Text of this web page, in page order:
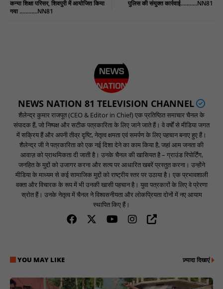
पुलिस की संयुक्त कार्रवाई...........NN81
कन्या शिक्षा परिसर, शिवपुरी में आयोजित किया
गया ............NN81
NEWS NATION 81 TELEVISION CHANNEL
शैलेन्द्र कुमार राजपूत (CEO & Editor in Chief) एक प्रतिष्ठित समाचार चैनल के
संपादक हैं, जो निष्पक्ष और सटीक पत्रकारिता के लिए जाने जाते हैं। वे वर्षों से मीडिया जगत
में सक्रिय हैं और अपनी तीव्र दृष्टि, नेतृत्व क्षमता एवं समर्पण के लिए पहचान बनाए हुए हैं।
शैलेन्द्र जी ने पत्रकारिता को एक नई दिशा देने का काम किया है, जहां आम जनता की
आवाज़ को प्राथमिकता दी जाती है। उनके चैनल की खासियत है – ग्राउंड रिपोर्टिंग,
जनहित के मुद्दों को उजागर करना और सत्य पर आधारित खबरें प्रस्तुत करना। उन्होंने
मीडिया के माध्यम से कई सामाजिक मुद्दों को राष्ट्रीय स्तर पर उठाया है। एक प्रभावशाली
वक्ता और विचारक के रूप में भी उनकी खासी पहचान है। युवा पत्रकारों के लिए वे प्रेरणा
स्रोत हैं। उनके नेतृत्व में चैनल ने विश्वसनीयता और लोकप्रियता दोनों में नए आयाम
स्थापित किए हैं।
YOU MAY LIKE ज़्यादा दिखाएं